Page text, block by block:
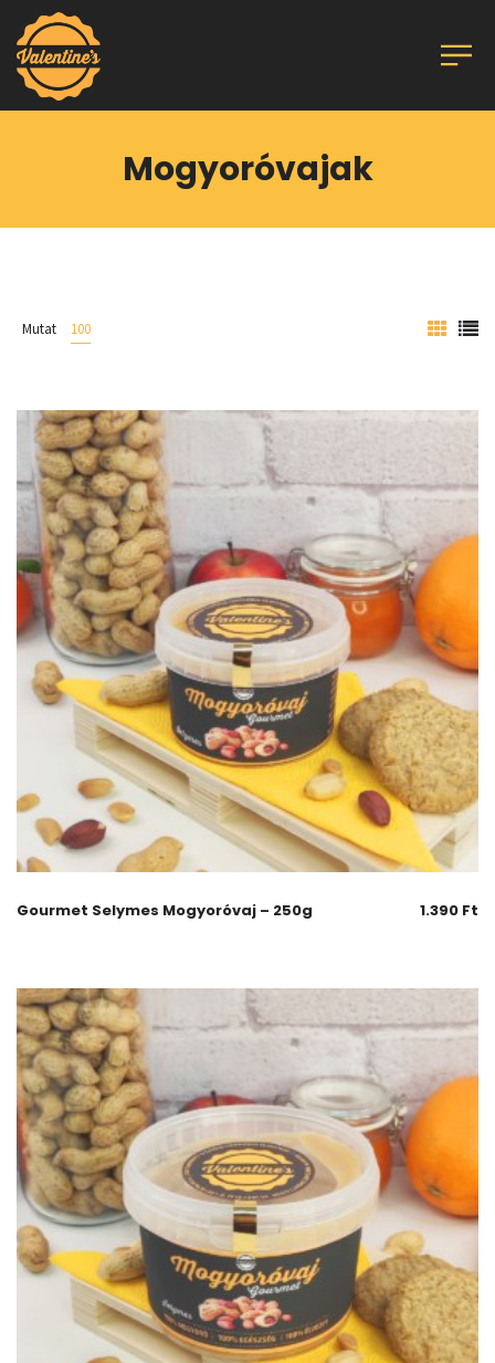
Mogyoróvajak
Mutat 100
Gourmet Selymes Mogyoróvaj – 250g 1.390 Ft